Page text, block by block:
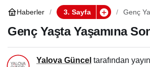
Haberler 3. Sayfa
Genç
Genç Yaşta Yaşamına
Yalova Güncel tarafından